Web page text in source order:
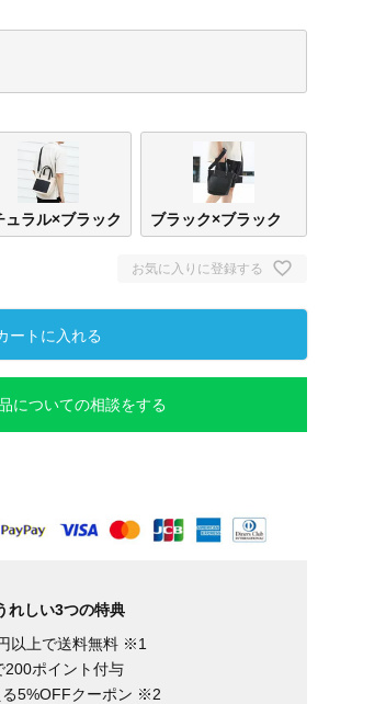
)
ュラル×ブラック ブラック×ブラック
お気に入りに登録する
ートに入れる
についての相談をする
れしい3つの特典
以上で送料無料 ※1
200ポイント付与
る5%OFFクーポン ※2